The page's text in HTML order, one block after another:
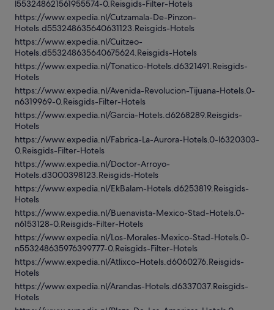
l553248621561955574-0.Reisgids-Filter-Hotels
https://www.expedia.nl/Cutzamala-De-Pinzon-
Hotels.d553248635640631123.Reisgids-Hotels
https://www.expedia.nl/Cuitzeo-
Hotels.d553248635640675624.Reisgids-Hotels
https://www.expedia.nl/Tonatico-Hotels.d6321491.Reisgids-
Hotels
https://www.expedia.nl/Avenida-Revolucion-Tijuana-Hotels.0-
n6319969-0.Reisgids-Filter-Hotels
https://www.expedia.nl/Garcia-Hotels.d6268289.Reisgids-
Hotels
https://www.expedia.nl/Fabrica-La-Aurora-Hotels.0-l6320303-
0.Reisgids-Filter-Hotels
https://www.expedia.nl/Doctor-Arroyo-
Hotels.d3000398123.Reisgids-Hotels
https://www.expedia.nl/EkBalam-Hotels.d6253819.Reisgids-
Hotels
https://www.expedia.nl/Buenavista-Mexico-Stad-Hotels.0-
n6153128-0.Reisgids-Filter-Hotels
https://www.expedia.nl/Los-Morales-Mexico-Stad-Hotels.0-
n553248635976399777-0.Reisgids-Filter-Hotels
https://www.expedia.nl/Atlixco-Hotels.d6060276.Reisgids-
Hotels
https://www.expedia.nl/Arandas-Hotels.d6337037.Reisgids-
Hotels